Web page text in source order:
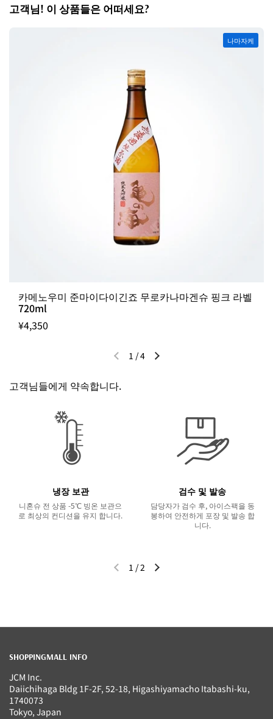
고객님! 이 상품들은 어떠세요?
카메노우미 준마이다이긴죠 무로카나마겐슈 핑크 라벨
720ml
¥4,350
나마자케
이전 슬라이드다음 슬라이드
1 /4
고객님들에게 약속합니다.
냉장 보관
니혼슈 전 상품 -5℃ 빙온 보관으
로 최상의 컨디션을 유지 합니다.
검수 및 발송
담당자가 검수 후, 아이스팩을 동
봉하여 안전하게 포장 및 발송 합
니다.
이전 슬라이드다음 슬라이드
1 /2
SHOPPINGMALL INFO
JCM Inc.
Daiichihaga Bldg 1F-2F, 52-18, Higashiyamacho Itabashi-ku,
1740073
Tokyo, Japan